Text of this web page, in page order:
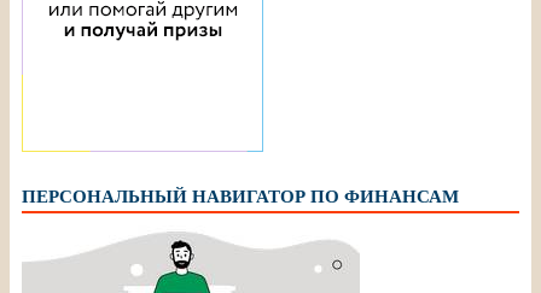
ПЕРСОНАЛЬНЫЙ НАВИГАТОР ПО ФИНАНСАМ